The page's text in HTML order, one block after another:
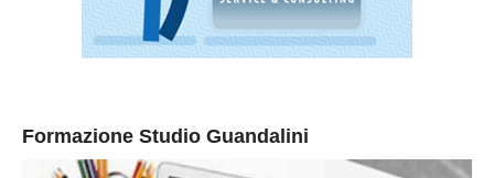
Formazione Studio Guandalini